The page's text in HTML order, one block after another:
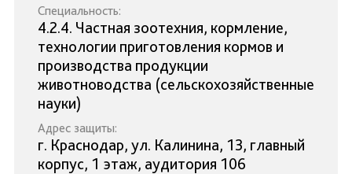
Специальность:
4.2.4. Частная зоотехния, кормление,
технологии приготовления кормов и
производства продукции
животноводства (сельскохозяйственные
науки)
Адрес защиты:
г. Краснодар, ул. Калинина, 13, главный
корпус, 1 этаж, аудитория 106